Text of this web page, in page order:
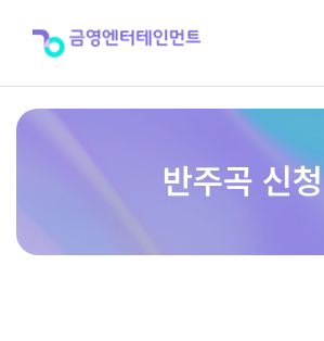
반주곡 신청